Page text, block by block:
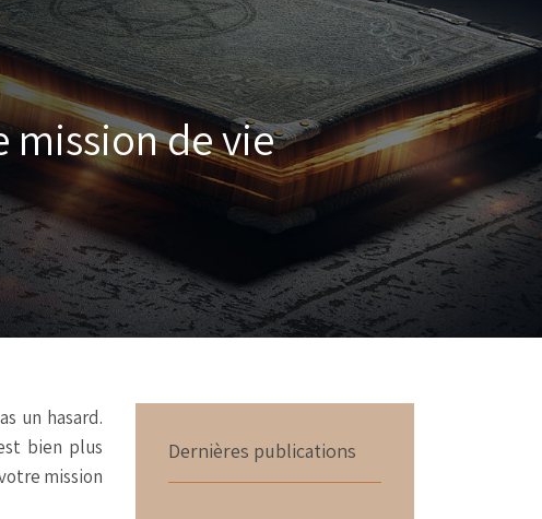
mission de vie
un hasard.
bien plus
mission
Dernières publications